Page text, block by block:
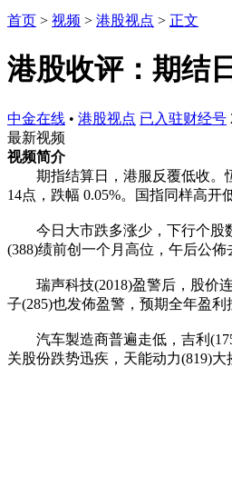
首页 > 视频 > 港股视点 > 正文
港股收评：期结
中金在线 • 港股视点 已入驻财经号
最新视频
视频简介
期指结算日，港服反覆低收。恆
14点，跌幅 0.05%。国指同样高开
今日大市跌多涨少，下行个股数
(388)绩前创一个月高位，午后公佈
瑞声科技(2018)盈警后，股价连
子(285)也发佈盈警，预期全年盈利
汽车製造商普遍走低，吉利(175)
关股份跌势迅疾，天能动力(819)大